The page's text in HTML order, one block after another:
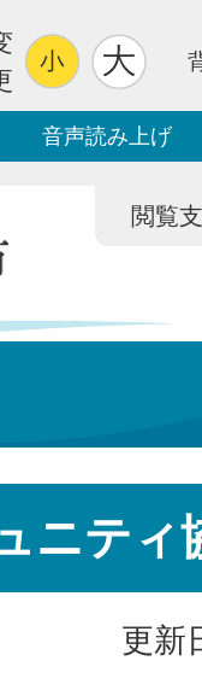
音声読み上げ
閲覧
ニティ
更新